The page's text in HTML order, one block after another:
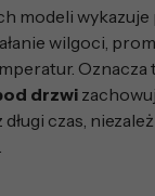
modeli wykazuje
wilgoci,
Oznacza
drzwi
czas,